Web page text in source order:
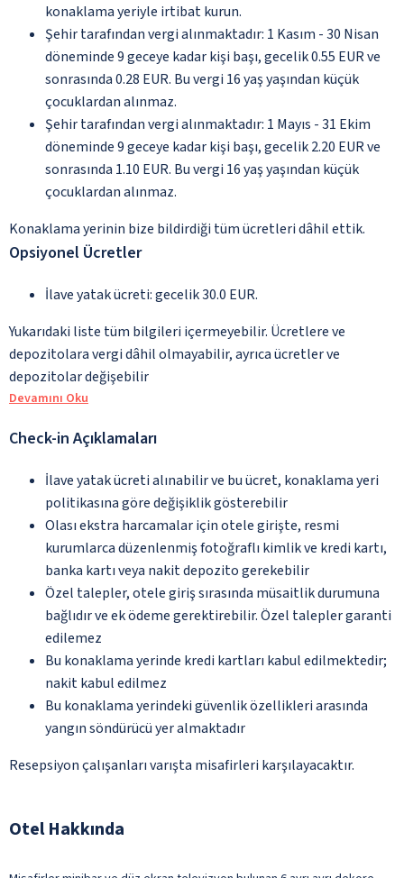
konaklama yeriyle irtibat kurun.
Şehir tarafından vergi alınmaktadır: 1 Kasım - 30 Nisan
döneminde 9 geceye kadar kişi başı, gecelik 0.55 EUR ve
sonrasında 0.28 EUR. Bu vergi 16 yaş yaşından küçük
çocuklardan alınmaz.
Şehir tarafından vergi alınmaktadır: 1 Mayıs - 31 Ekim
döneminde 9 geceye kadar kişi başı, gecelik 2.20 EUR ve
sonrasında 1.10 EUR. Bu vergi 16 yaş yaşından küçük
çocuklardan alınmaz.
Konaklama yerinin bize bildirdiği tüm ücretleri dâhil ettik.
Opsiyonel Ücretler
İlave yatak ücreti: gecelik 30.0 EUR.
Yukarıdaki liste tüm bilgileri içermeyebilir. Ücretlere ve
depozitolara vergi dâhil olmayabilir, ayrıca ücretler ve
depozitolar değişebilir
Devamını Oku
Check-in Açıklamaları
İlave yatak ücreti alınabilir ve bu ücret, konaklama yeri
politikasına göre değişiklik gösterebilir
Olası ekstra harcamalar için otele girişte, resmi
kurumlarca düzenlenmiş fotoğraflı kimlik ve kredi kartı,
banka kartı veya nakit depozito gerekebilir
Özel talepler, otele giriş sırasında müsaitlik durumuna
bağlıdır ve ek ödeme gerektirebilir. Özel talepler garanti
edilemez
Bu konaklama yerinde kredi kartları kabul edilmektedir;
nakit kabul edilmez
Bu konaklama yerindeki güvenlik özellikleri arasında
yangın söndürücü yer almaktadır
Resepsiyon çalışanları varışta misafirleri karşılayacaktır.
Otel Hakkında